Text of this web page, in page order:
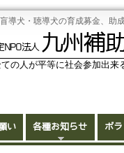
導犬・聴導犬の育成募金、助
NPO法人 九州補
の人が平等に社会参加出来
い 各種お知らせ ボ